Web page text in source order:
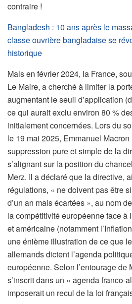
contraire !
Bangladesh : 10 ans après le
classe ouvrière bangladaise se
historique
Mais en février 2024, la France,
Le Maire, a cherché à limiter la
augmentant le seuil d’application
ce qui aurait exclu environ 80 %
initialement concernées. Lors du
le 19 mai 2025, Emmanuel
suppression pure et simple de la
s’alignant sur la position du
Merz. Il a déclaré que la directive,
régulations, « ne doivent pas être
d’un an mais écartées », au nom
la compétitivité européenne face à
et américaine (notamment
une énième illustration de ce que
allemands dictent l’agenda
européenne. Selon l’entourage de
s’inscrit dans un « agenda franco-
imposerait un recul de la loi